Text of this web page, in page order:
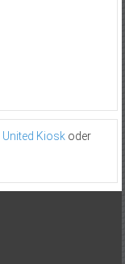
United Kioskoder